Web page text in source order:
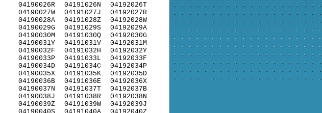
04190026R
04190027W
04190028A
04190029G
04190030M
04190031Y
04190032F
04190033P
04190034D
04190035X
04190036B
04190037N
04190038J
04190039Z
04191026N
04191027J
04191028Z
04191029S
04191030Q
04191031V
04191032H
04191033L
04191034C
04191035K
04191036E
04191037T
04191038R
04191039W
04192026T
04192027R
04192028W
04192029A
04192030G
04192031M
04192032Y
04192033F
04192034P
04192035D
04192036X
04192037B
04192038N
04192039J